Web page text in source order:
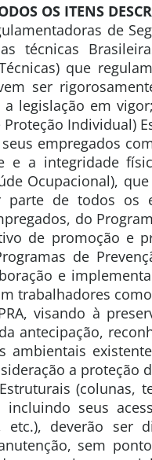
OS ITENS
de
técnicas
que
ser
legislação em
Individual)
empregados
e a integridade
Ocupacional),
parte de todos os
do
de promoção e
de
e
trabalhadores
visando à
antecipação,
ambientais
a proteção
(colunas,
seus
etc.), deverão ser
sem